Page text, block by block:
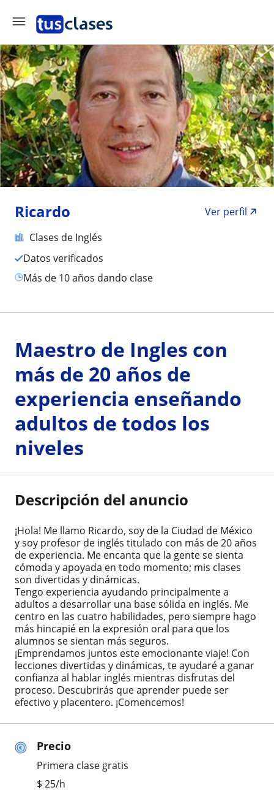
Ricardo
Ver perfil
Clases de Inglés
Datos verificados
más de 10 años dando clase
Precio
Primera clase gratis
$ 25/h
Maestro de Ingles con
más de 20 años de
experiencia enseñando
adultos de todos los
niveles
Descripción del anuncio
¡Hola! Me llamo Ricardo, soy de la Ciudad de México
y soy profesor de inglés titulado con más de 20 años
de experiencia. Me encanta que la gente se sienta
cómoda y apoyada en todo momento; mis clases
son divertidas y dinámicas.
Tengo experiencia ayudando principalmente a
adultos a desarrollar una base sólida en inglés. Me
centro en las cuatro habilidades, pero siempre hago
más hincapié en la expresión oral para que los
alumnos se sientan más seguros.
¡Emprendamos juntos este emocionante viaje! Con
lecciones divertidas y dinámicas, te ayudaré a ganar
confianza al hablar inglés mientras disfrutas del
proceso. Descubrirás que aprender puede ser
efectivo y placentero. ¡Comencemos!